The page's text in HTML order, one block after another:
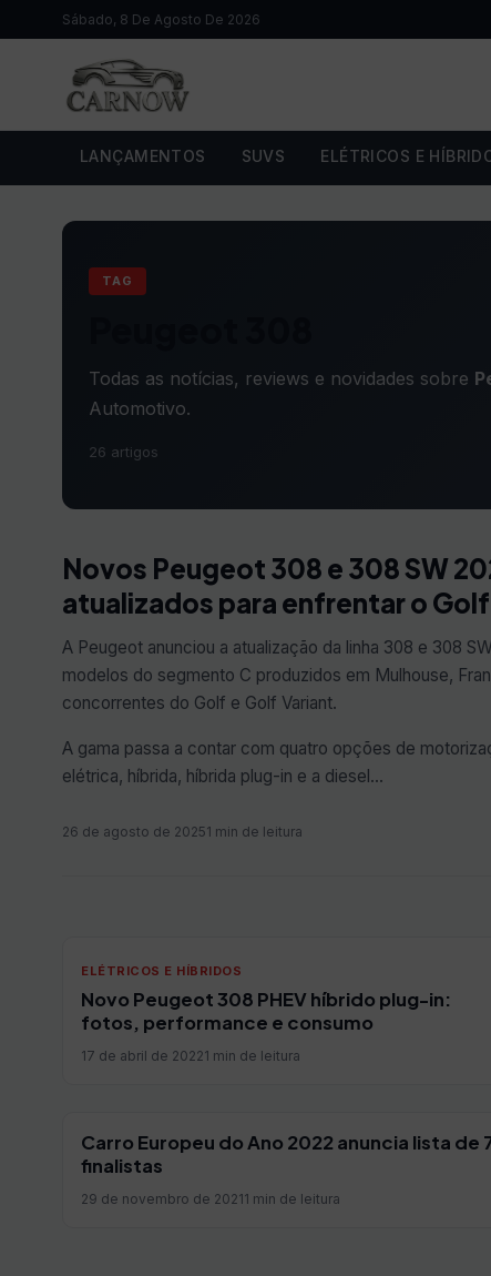
Sábado, 8 De Agosto De 2026
LANÇAMENTOS SUVS ELÉTRICOS E
TAG
Todas as notícias, reviews e novidades sobre
Automotivo.
26 artigos
Novos Peugeot 308 e 308 SW
atualizados para enfrentar o Golf
A Peugeot anunciou a atualização da linha 308 e 308
modelos do segmento C produzidos em Mulhouse,
concorrentes do Golf e Golf Variant.
A gama passa a contar com quatro opções de
elétrica, híbrida, híbrida plug-in e a diesel…
26 de agosto de 20251 min de leitura
ELÉTRICOS E HÍBRIDOS
Novo Peugeot 308 PHEV híbrido plug-in:
fotos, performance e consumo
17 de abril de 20221 min de leitura
Carro Europeu do Ano 2022 anuncia lista de
finalistas
29 de novembro de 20211 min de leitura